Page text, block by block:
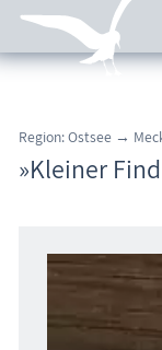
Regionales
Karten
Region: Ostsee →
»Kleiner